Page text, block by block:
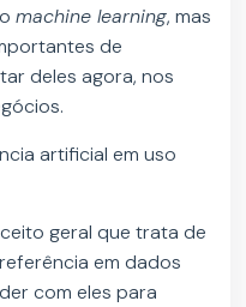
omachine learning, mas
de
deles agora, nos
artificial em uso
geral que trata de
em dados
com eles para